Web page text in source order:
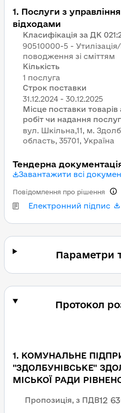
1. Послуги з
відходами
Класифікація за ДК
90510000-5 -
поводження зі сміттям
Кількість
1 послуга
Строк поставки
Місце поставки
робіт чи надання послуг
вул. Шкільна,11, м.
область, 35701, Україна
Тендерна
Завантажити всі
Електронний підпис
Повідомлення про рішення
Параметри
Протокол
1. КОМУНАЛЬНЕ
"ЗДОЛБУНІВСЬКЕ"
МІСЬКОЇ РАДИ
Пропозиція, з ПДВ12